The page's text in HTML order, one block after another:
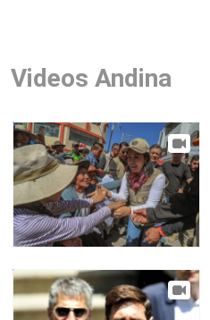
Videos Andina